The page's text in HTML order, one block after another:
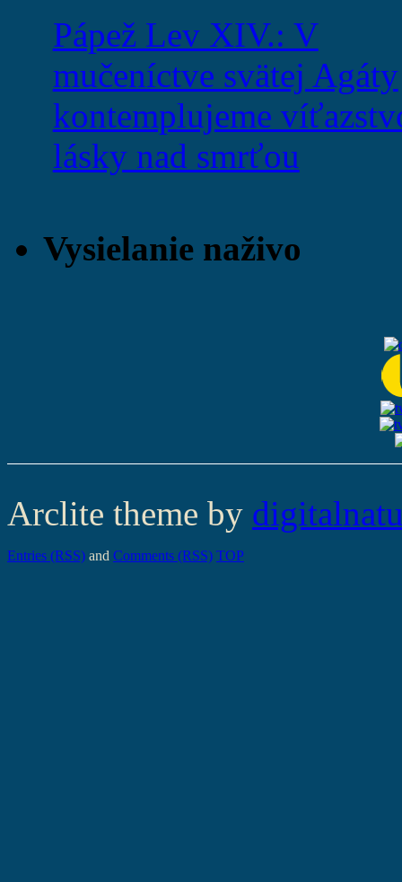
Pápež Lev XIV.: V
mučeníctve svätej Agáty
kontemplujeme
lásky nad smrťou
Vysielanie naživo
Arclite theme by
Entries (RSS) and Comments (RSS) TOP